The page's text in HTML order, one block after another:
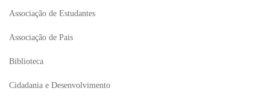
Associação de Estudantes
Associação de Pais
Biblioteca
Cidadania e Desenvolvimento